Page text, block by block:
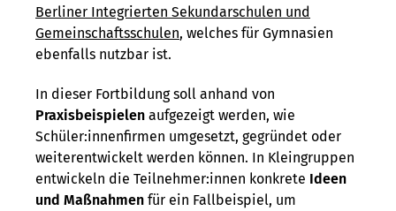
Berliner Integrierten Sekundarschulen und
Gemeinschaftsschulen, welches für Gymnasien
ebenfalls nutzbar ist.
In dieser Fortbildung soll anhand von
Praxisbeispielen aufgezeigt werden, wie
Schüler:innenfirmen umgesetzt, gegründet oder
weiterentwickelt werden können. In Kleingruppen
entwickeln die Teilnehmer:innen konkrete Ideen
und Maßnahmen für ein Fallbeispiel, um